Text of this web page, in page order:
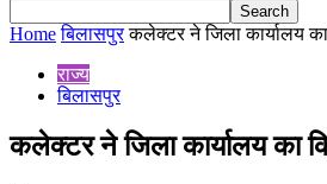
Home बिलासपुर कलेक्टर ने जिला कार्यालय का
राज्य
बिलासपुर
कलेक्टर ने जिला कार्यालय का